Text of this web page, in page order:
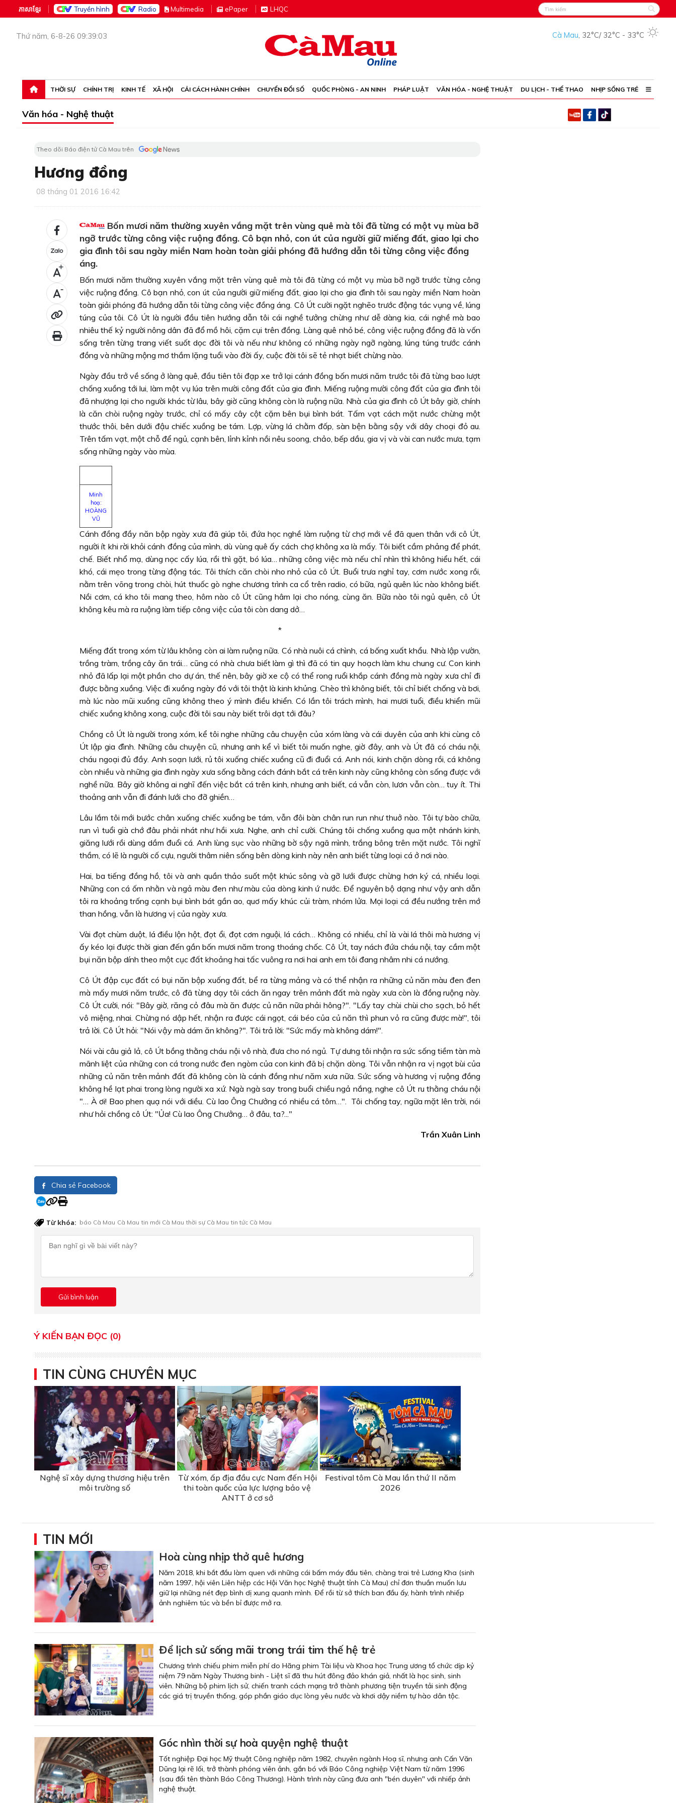
ភាសាខ្មែរ Truyền hình Radio Multimedia ePaper LHQC
Thứ năm, 6-8-26 09:39:03 Cà Mau, 32°C/ 32°C - 33°C
THỜI SỰ CHÍNH TRỊ KINH TẾ XÃ HỘI CẢI CÁCH HÀNH CHÍNH CHUYỂN ĐỔI SỐ QUỐC PHÒNG - AN NINH PHÁP LUẬT VĂN HÓA - NGHỆ THUẬT DU LỊCH - THỂ THAO NHỊP SỐNG TRẺ
Văn hóa - Nghệ thuật
Theo dõi Báo điện tử Cà Mau trên
Hương đồng
08 tháng 01 2016 16:42
+
-
Bốn mươi năm thường xuyên vắng mặt trên vùng quê mà tôi đã từng có một vụ mùa bỡ
ngỡ trước từng công việc ruộng đồng. Cô bạn nhỏ, con út của người giữ miếng đất, giao lại cho
gia đình tôi sau ngày miền Nam hoàn toàn giải phóng đã hướng dẫn tôi từng công việc đồng
áng.
Bốn mươi năm thường xuyên vắng mặt trên vùng quê mà tôi đã từng có một vụ mùa bỡ ngỡ trước từng công
việc ruộng đồng. Cô bạn nhỏ, con út của người giữ miếng đất, giao lại cho gia đình tôi sau ngày miền Nam hoàn
toàn giải phóng đã hướng dẫn tôi từng công việc đồng áng. Cô Út cười ngặt nghẽo trước động tác vụng về, lúng
túng của tôi. Cô Út là người đầu tiên hướng dẫn tôi cái nghề tưởng chừng như dễ dàng kia, cái nghề mà bao
nhiêu thế kỷ người nông dân đã đổ mồ hôi, cặm cụi trên đồng. Làng quê nhỏ bé, công việc ruộng đồng đã là vốn
sống trên từng trang viết suốt dọc đời tôi và nếu như không có những ngày ngỡ ngàng, lúng túng trước cánh
đồng và những mộng mơ thầm lặng tuổi vào đời ấy, cuộc đời tôi sẽ tẻ nhạt biết chừng nào.
Ngày đầu trở về sống ở làng quê, đầu tiên tôi đạp xe trở lại cánh đồng bốn mươi năm trước tôi đã từng bao lượt
chống xuồng tới lui, làm một vụ lúa trên mười công đất của gia đình. Miếng ruộng mười công đất của gia đình tôi
đã nhượng lại cho người khác từ lâu, bây giờ cũng không còn là ruộng nữa. Nhà của gia đình cô Út bây giờ, chính
là căn chòi ruộng ngày trước, chỉ có mấy cây cột cặm bên bụi bình bát. Tấm vạt cách mặt nước chừng một
thước thôi, bên dưới đậu chiếc xuồng be tám. Lợp, vừng lá chằm đốp, sàn bện bằng sậy với dây choại đỏ au.
Trên tấm vạt, một chỗ để ngủ, cạnh bên, lỉnh kỉnh nồi nêu soong, chảo, bếp dầu, gia vị và vài can nước mưa, tạm
sống những ngày vào mùa.
Minh
hoạ:
HOÀNG
VŨ
Cánh đồng đầy năn bộp ngày xưa đã giúp tôi, đứa học nghề làm ruộng từ chợ mới về đã quen thân với cô Út,
người ít khi rời khỏi cánh đồng của mình, dù vùng quê ấy cách chợ không xa là mấy. Tôi biết cầm phảng để phát,
chế. Biết nhổ mạ, dùng nọc cấy lúa, rồi thì gặt, bó lúa… những công việc mà nếu chỉ nhìn thì không hiểu hết, cái
khó, cái mẹo trong từng động tác. Tôi thích căn chòi nho nhỏ của cô Út. Buổi trưa nghỉ tay, cơm nước xong rồi,
nằm trên võng trong chòi, hút thuốc gò nghe chương trình ca cổ trên radio, có bữa, ngủ quên lúc nào không biết.
Nồi cơm, cá kho tôi mang theo, hôm nào cô Út cũng hâm lại cho nóng, cùng ăn. Bữa nào tôi ngủ quên, cô Út
không kêu mà ra ruộng làm tiếp công việc của tôi còn dang dở…
*
Miếng đất trong xóm từ lâu không còn ai làm ruộng nữa. Có nhà nuôi cá chình, cá bống xuất khẩu. Nhà lập vườn,
trồng tràm, trồng cây ăn trái… cũng có nhà chưa biết làm gì thì đã có tin quy hoạch làm khu chung cư. Con kinh
nhỏ đã lấp lại một phần cho dự án, thế nên, bây giờ xe cộ có thể rong ruổi khắp cánh đồng mà ngày xưa chỉ đi
được bằng xuồng. Việc đi xuồng ngày đó với tôi thật là kinh khủng. Chèo thì không biết, tôi chỉ biết chống và bơi,
mà lúc nào mũi xuồng cũng không theo ý mình điều khiển. Có lần tôi trách mình, hai mươi tuổi, điều khiển mũi
chiếc xuồng không xong, cuộc đời tôi sau này biết trôi dạt tới đâu?
Chồng cô Út là người trong xóm, kể tôi nghe những câu chuyện của xóm làng và cái duyên của anh khi cùng cô
Út lập gia đình. Những câu chuyện cũ, nhưng anh kể vì biết tôi muốn nghe, giờ đây, anh và Út đã có cháu nội,
cháu ngoại đủ đầy. Anh soạn lưới, rủ tôi xuống chiếc xuồng cũ đi đuổi cá. Anh nói, kinh chặn dòng rồi, cá không
còn nhiều và những gia đình ngày xưa sống bằng cách đánh bắt cá trên kinh này cũng không còn sống được với
nghề nữa. Bây giờ không ai nghĩ đến việc bắt cá trên kinh, nhưng anh biết, cá vẫn còn, lươn vẫn còn… tuy ít. Thi
thoảng anh vẫn đi đánh lưới cho đỡ ghiền…
Lâu lắm tôi mới bước chân xuống chiếc xuồng be tám, vẫn đôi bàn chân run run như thuở nào. Tôi tự bào chữa,
run vì tuổi già chớ đâu phải nhát như hồi xưa. Nghe, anh chỉ cười. Chúng tôi chống xuồng qua một nhánh kinh,
giăng lưới rồi dùng dầm đuổi cá. Anh lùng sục vào những bờ sậy ngã mình, trắng bông trên mặt nước. Tôi nghĩ
thầm, có lẽ là người cố cựu, người thâm niên sống bên dòng kinh này nên anh biết từng loại cá ở nơi nào.
Hai, ba tiếng đồng hồ, tôi và anh quần thảo suốt một khúc sông và gỡ lưới được chừng hơn ký cá, nhiều loại.
Những con cá ốm nhằn và ngả màu đen như màu của dòng kinh ứ nước. Ðể nguyên bộ dạng như vậy anh dẫn
tôi ra khoảng trống cạnh bụi bình bát gần ao, quơ mấy khúc củi tràm, nhóm lửa. Mọi loại cá đều nướng trên mớ
than hồng, vẫn là hương vị của ngày xưa.
Vài đọt chùm duột, lá điều lộn hột, đọt ổi, đọt cơm nguội, lá cách… Không có nhiều, chỉ là vài lá thôi mà hương vị
ấy kéo lại được thời gian đến gần bốn mươi năm trong thoáng chốc. Cô Út, tay nách đứa cháu nội, tay cầm một
bụi năn bộp dính theo một cục đất khoảng hai tấc vuông ra nơi hai anh em tôi đang nhâm nhi cá nướng.
Cô Út đập cục đất có bụi năn bộp xuống đất, bể ra từng mảng và có thể nhận ra những củ năn màu đen đen
mà mấy mươi năm trước, cô đã từng dạy tôi cách ăn ngay trên mảnh đất mà ngày xưa còn là đồng ruộng này.
Cô Út cười, nói: "Bây giờ, răng cỏ đâu mà ăn được củ năn nữa phải hông?". "Lấy tay chùi chùi cho sạch, bỏ hết
vô miệng, nhai. Chừng nó dập hết, nhận ra được cái ngọt, cái béo của củ năn thì phun vỏ ra cũng được mà!", tôi
trả lời. Cô Út hỏi: "Nói vậy mà dám ăn không?". Tôi trả lời: "Sức mấy mà không dám!".
Nói vài câu giả lả, cô Út bồng thằng cháu nội vô nhà, đưa cho nó ngủ. Tự dưng tôi nhận ra sức sống tiềm tàn mà
mãnh liệt của những con cá trong nước đen ngòm của con kinh đã bị chặn dòng. Tôi vẫn nhận ra vị ngọt bùi của
những củ năn trên mảnh đất đã không còn là cánh đồng như năm xưa nữa. Sức sống và hương vị ruộng đồng
không hề lạt phai trong lòng người xa xứ. Ngà ngà say trong buổi chiều ngả nắng, nghe cô Út ru thằng cháu nội
"… À ơi! Bao phen quạ nói với diều. Cù lao Ông Chưởng có nhiều cá tôm…". Tôi chống tay, ngữa mặt lên trời, nói
như hỏi chồng cô Út: "Ủa! Cù lao Ông Chưởng… ở đâu, ta?..."
Trần Xuân Linh
Chia sẻ Facebook
Từ khóa: báo Cà Mau Cà Mau tin mới Cà Mau thời sự Cà Mau tin tức Cà Mau
Ý KIẾN BẠN ĐỌC (0)
TIN CÙNG CHUYÊN MỤC
Nghệ sĩ xây dựng thương hiệu trên
môi trường số
Từ xóm, ấp địa đầu cực Nam đến Hội
thi toàn quốc của lực lượng bảo vệ
ANTT ở cơ sở
Festival tôm Cà Mau lần thứ II năm
2026
TIN MỚI
Hoà cùng nhịp thở quê hương
Năm 2018, khi bắt đầu làm quen với những cái bấm máy đầu tiên, chàng trai trẻ Lương Kha (sinh
năm 1997, hội viên Liên hiệp các Hội Văn học Nghệ thuật tỉnh Cà Mau) chỉ đơn thuần muốn lưu
giữ lại những nét đẹp bình dị xung quanh mình. Ðể rồi từ sở thích ban đầu ấy, hành trình nhiếp
ảnh nghiêm túc và bền bỉ được mở ra.
Để lịch sử sống mãi trong trái tim thế hệ trẻ
Chương trình chiếu phim miễn phí do Hãng phim Tài liệu và Khoa học Trung ương tổ chức dịp kỷ
niệm 79 năm Ngày Thương binh - Liệt sĩ đã thu hút đông đảo khán giả, nhất là học sinh, sinh
viên. Những bộ phim lịch sử, chiến tranh cách mạng trở thành phương tiện truyền tải sinh động
các giá trị truyền thống, góp phần giáo dục lòng yêu nước và khơi dậy niềm tự hào dân tộc.
Góc nhìn thời sự hoà quyện nghệ thuật
Tốt nghiệp Ðại học Mỹ thuật Công nghiệp năm 1982, chuyên ngành Hoạ sĩ, nhưng anh Cấn Văn
Dũng lại rẽ lối, trở thành phóng viên ảnh, gắn bó với Báo Công nghiệp Việt Nam từ năm 1996
(sau đổi tên thành Báo Công Thương). Hành trình này cũng đưa anh "bén duyên" với nhiếp ảnh
nghệ thuật.